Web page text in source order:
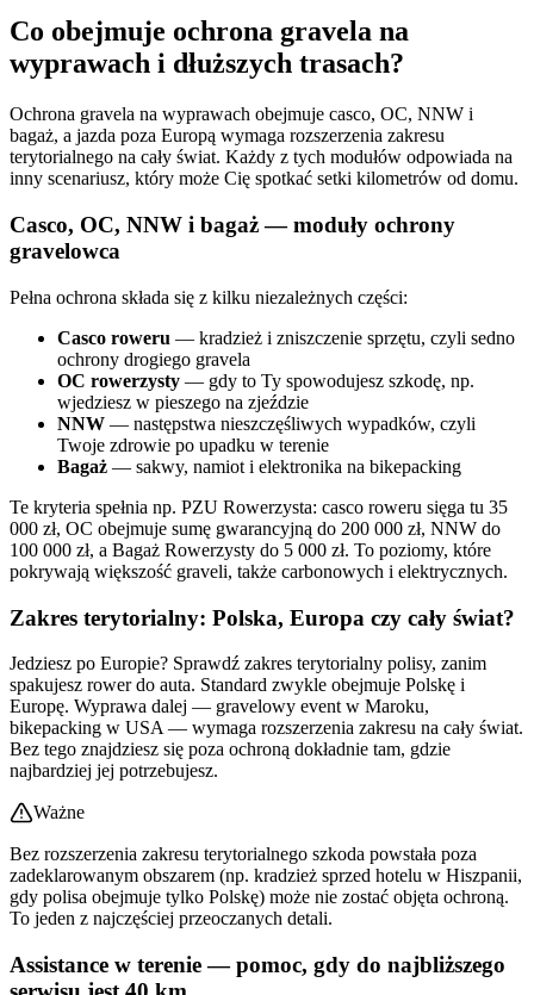
Co obejmuje ochrona gravela na
wyprawach i dłuższych trasach?
Ochrona gravela na wyprawach obejmuje casco, OC, NNW i
bagaż, a jazda poza Europą wymaga rozszerzenia zakresu
terytorialnego na cały świat. Każdy z tych modułów odpowiada na
inny scenariusz, który może Cię spotkać setki kilometrów od domu.
Casco, OC, NNW i bagaż — moduły ochrony
gravelowca
Pełna ochrona składa się z kilku niezależnych części:
Casco roweru — kradzież i zniszczenie sprzętu, czyli sedno
ochrony drogiego gravela
OC rowerzysty — gdy to Ty spowodujesz szkodę, np.
wjedziesz w pieszego na zjeździe
NNW — następstwa nieszczęśliwych wypadków, czyli
Twoje zdrowie po upadku w terenie
Bagaż — sakwy, namiot i elektronika na bikepacking
Te kryteria spełnia np. PZU Rowerzysta: casco roweru sięga tu 35
000 zł, OC obejmuje sumę gwarancyjną do 200 000 zł, NNW do
100 000 zł, a Bagaż Rowerzysty do 5 000 zł. To poziomy, które
pokrywają większość graveli, także carbonowych i elektrycznych.
Zakres terytorialny: Polska, Europa czy cały świat?
Jedziesz po Europie? Sprawdź zakres terytorialny polisy, zanim
spakujesz rower do auta. Standard zwykle obejmuje Polskę i
Europę. Wyprawa dalej — gravelowy event w Maroku,
bikepacking w USA — wymaga rozszerzenia zakresu na cały świat.
Bez tego znajdziesz się poza ochroną dokładnie tam, gdzie
najbardziej jej potrzebujesz.
Ważne
Bez rozszerzenia zakresu terytorialnego szkoda powstała poza
zadeklarowanym obszarem (np. kradzież sprzed hotelu w Hiszpanii,
gdy polisa obejmuje tylko Polskę) może nie zostać objęta ochroną.
To jeden z najczęściej przeoczanych detali.
Assistance w terenie — pomoc, gdy do najbliższego